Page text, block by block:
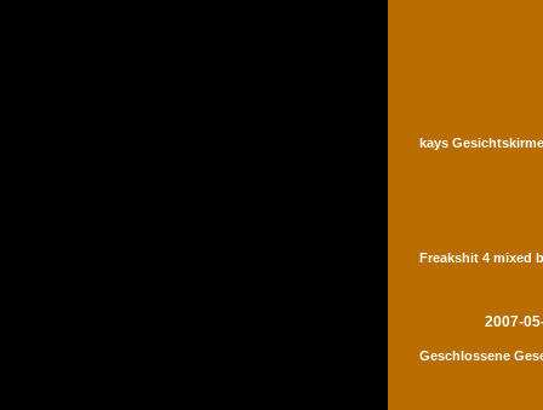
kays
Freakshit 4 mixed
2007-
Geschlossene